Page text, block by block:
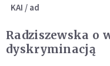
KAI / ad
Radziszewska o
dyskryminacją